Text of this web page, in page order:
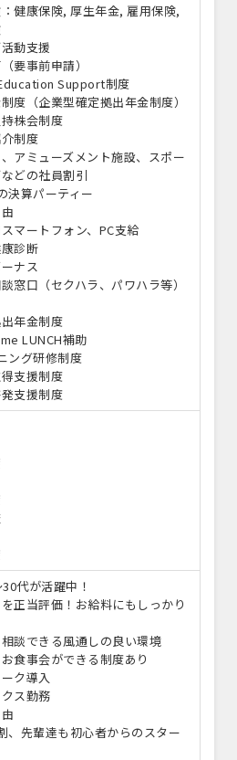
健康保険, 厚生年金, 雇用保険,
動支援
要事前申請）
Support制度
度（企業型確定拠出年金制度）
持株会制度
介制度
、アミューズメント施設、スポー
どの社員割引
決算パーティー
スマートフォン、PC支給
康診断
ナス
窓口（セクハラ、パワハラ等）
出年金制度
LUNCH補助
ング研修制度
得支援制度
発支援制度
30代が活躍中！
を正当評価！お給料にもしっかり
相談できる風通しの良い環境
お食事会ができる制度あり
ク導入
ス勤務
、先輩達も初心者からのスター